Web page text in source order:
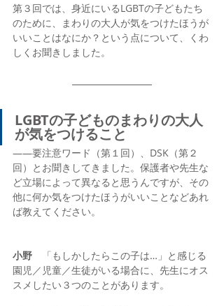
第３回では、身近にいるLGBTの子どもたち
のために、まわりの大人が気をつけたほうが
いいことはなにか？という点について、くわ
しくお聞きしました。
LGBTの子どものまわりの大人
が気をつけること
――要注意ワード（第１回）、DSK（第２
回）とお聞きしてきました。保護者や先生な
ど立場によって異なると思うんですが、その
他に何か気をつけたほうがいいことなどあれ
ば教えてください。
小野 「もしかしたらこの子は…」と感じる
園児／児童／生徒がいる場合に、先生にオス
スメしたい３つのことがあります。